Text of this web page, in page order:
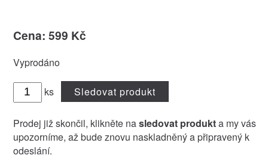
Cena: 599 Kč
Vyprodáno
ks Sledovat produkt
Prodej již skončil, klikněte nasledovat produkta my vás
upozorníme, až bude znovu naskladněný a připravený k
odeslání.